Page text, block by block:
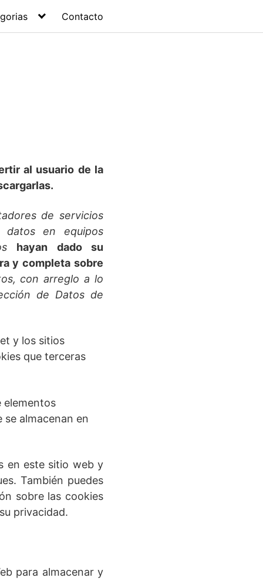
Contacto
al usuario de la
de servicios
datos en equipos
hayan dado su
y completa sobre
con arreglo a lo
de Datos de
y los sitios
que terceras
elementos
almacenan en
en este sitio web y
También puedes
sobre las cookies
privacidad.
para almacenar y